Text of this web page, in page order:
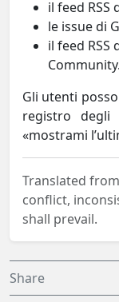
il feed
le issue di
il feed
Community.
Gli utenti
registro degli
«mostrami
Translated
conflict,
shall prevail.
Share